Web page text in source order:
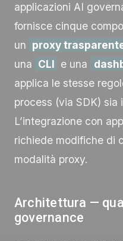
applicazioni AI
fornisce cinque
un proxy
una CLI e una
applica le stesse
process (via SDK) sia
L’integrazione con
richiede modifiche di
modalità proxy.
Architettura —
governance